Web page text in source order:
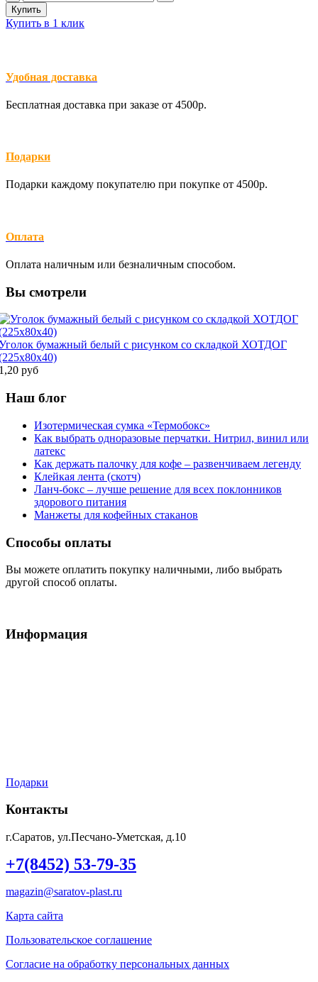
Купить в 1 клик
Удобная доставка
Бесплатная доставка при заказе от 4500р.
Подарки
Подарки каждому покупателю при покупке от 4500р.
Оплата
Оплата наличным или безналичным способом.
Вы смотрели
бумажный белый с рисунком со складкой ХОТДОГ
руб
Наш блог
Изотермическая сумка «Термобокс»
Как выбрать одноразовые перчатки. Нитрил, винил или
латекс
Как держать палочку для кофе – развенчиваем легенду
Клейкая лента (скотч)
Ланч-бокс – лучше решение для всех поклонников
здорового питания
Манжеты для кофейных стаканов
Способы оплаты
Вы можете оплатить покупку наличными, либо выбрать
другой способ оплаты.
Информация
Подарки
Контакты
г.Саратов, ул.Песчано-Уметская, д.10
+7(8452) 53-79-35
magazin@saratov-plast.ru
Карта сайта
Пользовательское соглашение
Согласие на обработку персональных данных